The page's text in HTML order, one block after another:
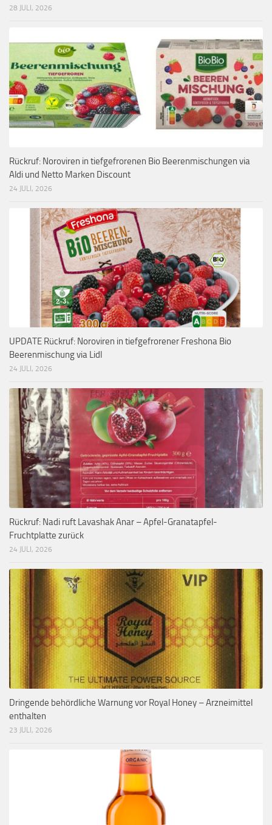
28 JULI, 2026
Rückruf: Noroviren in tiefgefrorenen Bio Beerenmischungen via
Aldi und Netto Marken Discount
24 JULI, 2026
UPDATE Rückruf: Noroviren in tiefgefrorener Freshona Bio
Beerenmischung via Lidl
24 JULI, 2026
Rückruf: Nadi ruft Lavashak Anar – Apfel-Granatapfel-
Fruchtplatte zurück
24 JULI, 2026
Dringende behördliche Warnung vor Royal Honey – Arzneimittel
enthalten
23 JULI, 2026